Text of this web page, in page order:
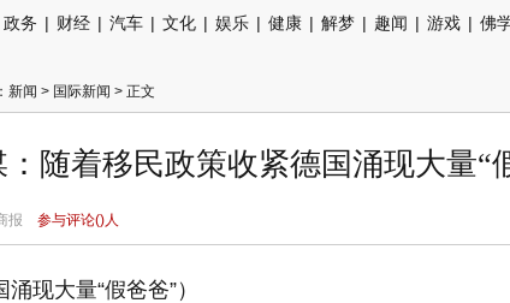
政务 | 财经 | 汽车 | 文化 | 娱乐 | 健康 | 解梦 | 趣闻 | 游戏 | 佛
新闻 > 国际新闻 > 正文
：随着移民政策收紧德国涌现大量“
报 参与评论()人
涌现大量“假爸爸”）